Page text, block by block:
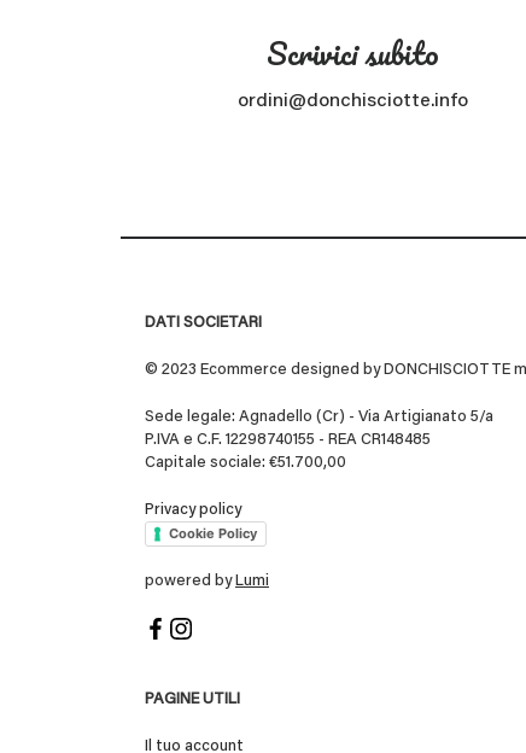
Scrivici subito
ordini@donchisciotte.info
DATI SOCIETARI
© 2023 Ecommerce designed by DONCHISCIOTTE
Sede legale: Agnadello (Cr) - Via Artigianato 5/a
P.IVA e C.F. 12298740155 - REA CR148485
Capitale sociale: €51.700,00
Privacy policy
Cookie Policy
powered by Lumi
PAGINE UTILI
Il tuo account